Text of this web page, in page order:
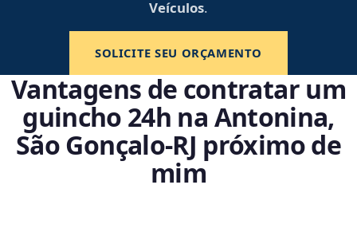
Veículos.
SOLICITE SEU ORÇAMENTO
Vantagens de contratar um
guincho 24h na Antonina,
São Gonçalo‑RJ próximo de
mim